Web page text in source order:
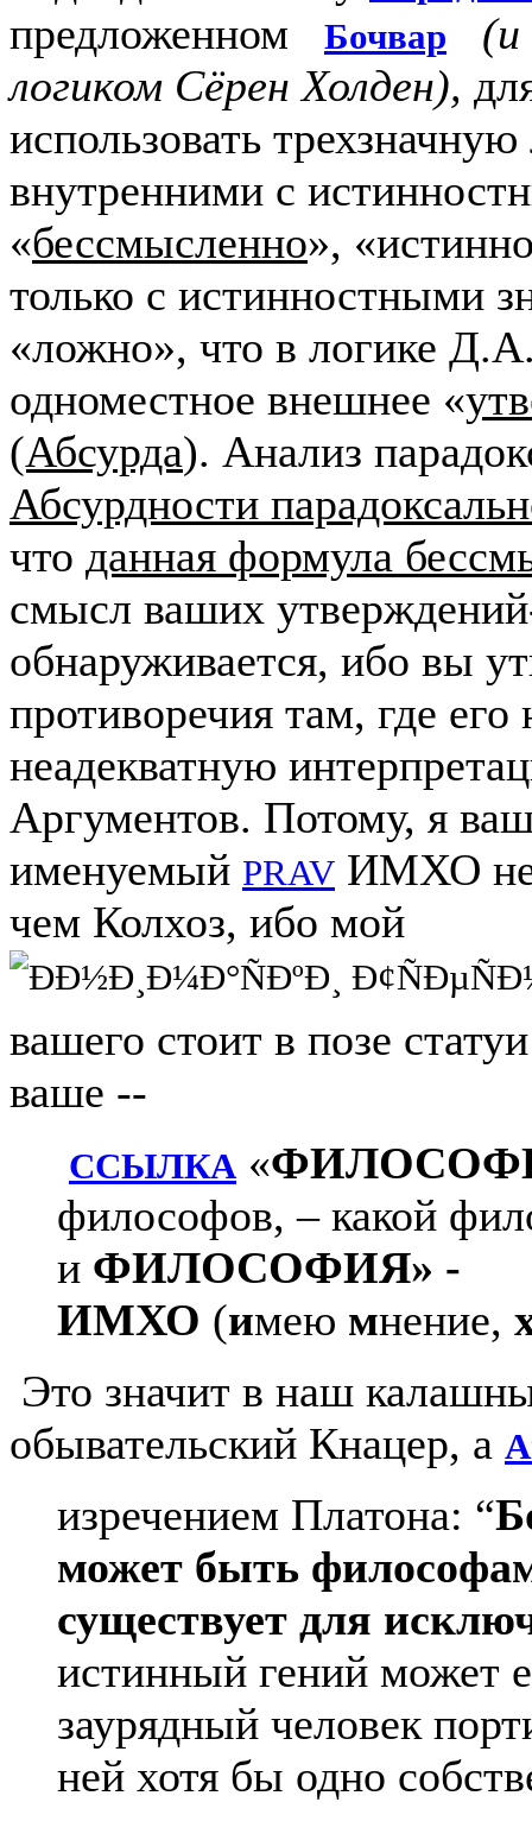
предложенном Бочвар
(и
логиком Сёрен Холден),
использовать
внутренними с
«бессмысленно»,
только с истинностными
«ложно», что в логике
одноместное внешнее «
(Абсурда). Анализ
Абсурдности
что данная формула
смысл ваших
обнаруживается, ибо вы
противоречия там, где его
неадекватную
Аргументов. Потому, я
именуемый PRAV ИМХО не
чем Колхоз, ибо мой
вашего стоит в позе
ваше --
ССЫЛКА«
философов, – какой
и ФИЛОСОФИЯ» -
ИМХО (имею мнение,
Это значит в наш
обывательский Кнацер, а
изречением Платона: “
может быть
существует для
истинный гений может
заурядный человек
ней хотя бы одно